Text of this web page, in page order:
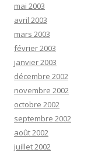
mai 2003
avril 2003
mars 2003
février 2003
janvier 2003
décembre 2002
novembre 2002
octobre 2002
septembre 2002
août 2002
juillet 2002